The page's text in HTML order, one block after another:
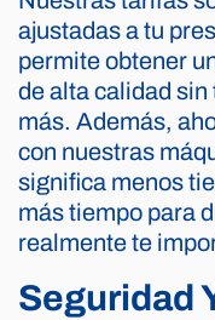
ajustadas a tu
permite obtener
de alta calidad
más. Además,
con nuestras
significa menos
más tiempo para
realmente te
Seguridad